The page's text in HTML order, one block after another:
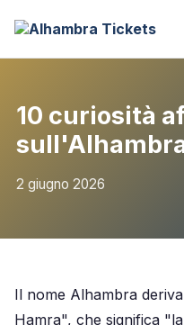
10 curiosità
2 giugno 2026
Il nome Alhambra
Hamra", che significa